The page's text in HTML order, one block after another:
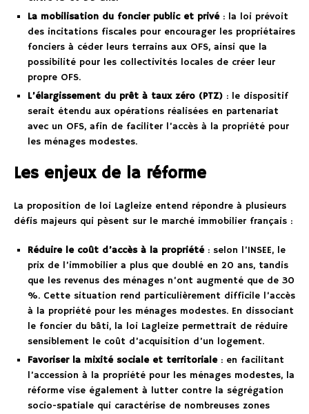
La mobilisation du foncier public et privé: la loi prévoit
des incitations fiscales pour encourager les propriétaires
fonciers à céder leurs terrains aux OFS, ainsi que la
possibilité pour les collectivités locales de créer leur
propre OFS.
L’élargissement du prêt à taux zéro (PTZ) : le dispositif
serait étendu aux opérations réalisées en partenariat
avec un OFS, afin de faciliter l’accès à la propriété pour
les ménages modestes.
Les enjeux de la réforme
La proposition de loi Lagleize entend répondre à plusieurs
défis majeurs qui pèsent sur le marché immobilier français :
Réduire le coût d’accès à la propriété: selon l’INSEE, le
prix de l’immobilier a plus que doublé en 20 ans, tandis
que les revenus des ménages n’ont augmenté que de 30
%. Cette situation rend particulièrement difficile l’accès
à la propriété pour les ménages modestes. En dissociant
le foncier du bâti, la loi Lagleize permettrait de réduire
sensiblement le coût d’acquisition d’un logement.
Favoriser la mixité sociale et territoriale: en facilitant
l’accession à la propriété pour les ménages modestes, la
réforme vise également à lutter contre la ségrégation
socio-spatiale qui caractérise de nombreuses zones